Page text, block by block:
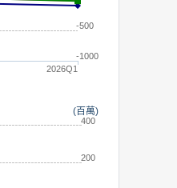
2026Q1
-1000
-500
(百萬)
200
400